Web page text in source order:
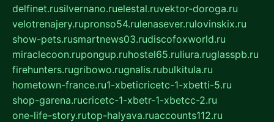
delfinet.rusilvernano.ruelestal.ruvektor-doroga.ru
velotrenajery.rupronso54.rulenasever.rulovinskix.ru
show-pets.rusmartnews03.rudiscofoxworld.ru
miraclecoon.rupongup.ruhostel65.ruliura.ruglasspb.ru
firehunters.rugribowo.rugnalis.rubulkitula.ru
hometown-france.ru1-xbeticricetc-1-xbetti-5.ru
shop-garena.rucricetc-1-xbetr-1-xbetcc-2.ru
one-life-story.rutop-halyava.ruaccounts112.ru